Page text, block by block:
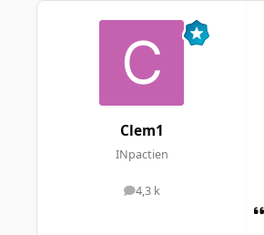
Clem1
INpactien
4,3 k
messages